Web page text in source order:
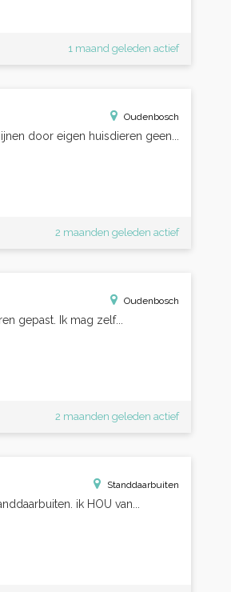
1 maand geleden actief
Oudenbosch
door eigen huisdieren geen...
2 maanden geleden actief
Oudenbosch
gepast. Ik mag zelf...
2 maanden geleden actief
Standdaarbuiten
ik HOU van...